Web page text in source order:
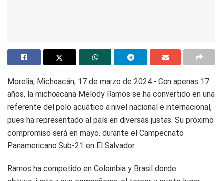
Morelia, Michoacán, 17 de marzo de 2024.- Con apenas 17
años, la michoacana Melody Ramos se ha convertido en una
referente del polo acuático a nivel nacional e internacional,
pues ha representado al país en diversas justas. Su próximo
compromiso será en mayo, durante el Campeonato
Panamericano Sub-21 en El Salvador.
Ramos ha competido en Colombia y Brasil donde